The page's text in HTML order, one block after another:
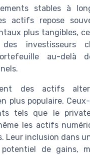
stables à
actifs repose
plus tangibles,
investisseurs
au-delà
des actifs
plus populaire.
tels que le
les actifs
Leur inclusion dans
de gains,